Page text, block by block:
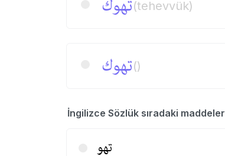
تهوك(tehevvük)
تهوك()
İngilizce Sözlük sıradaki maddeler
تهو